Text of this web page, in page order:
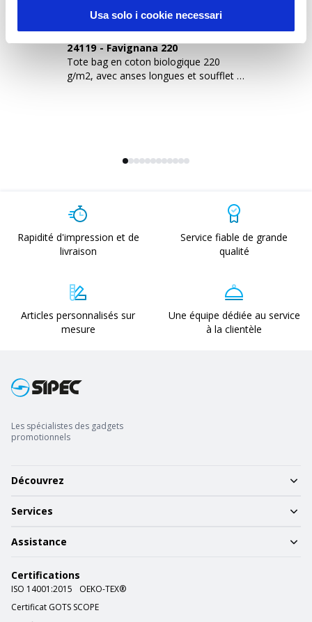
Usa solo i cookie necessari
24119-Favignana 220
Tote bag en coton biologique 220
g/m2, avec anses longues et soufflet à
Rapidité d'impression et de
livraison
Service fiable de grande
qualité
Articles personnalisés sur
mesure
Une équipe dédiée au service
à la clientèle
Les spécialistes des gadgets
promotionnels
Découvrez
Services
Assistance
Certifications
ISO 14001:2015
OEKO-TEX®
Certificat GOTS SCOPE